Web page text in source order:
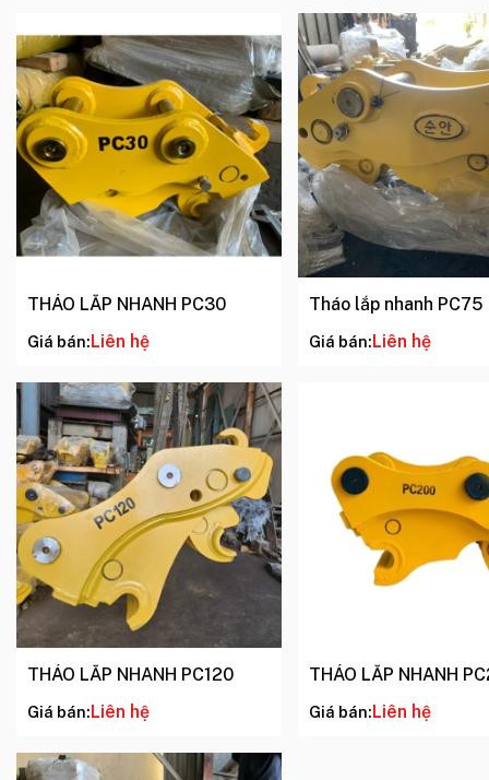
THÁO LẮP NHANH PC30
Giá bán: Liên hệ
Tháo lắp nhanh PC75
Giá bán: Liên hệ
THÁO LẮP NHANH PC120
Giá bán:Liên hệ
THÁO LẮP NHANH
Giá bán:Liên hệ